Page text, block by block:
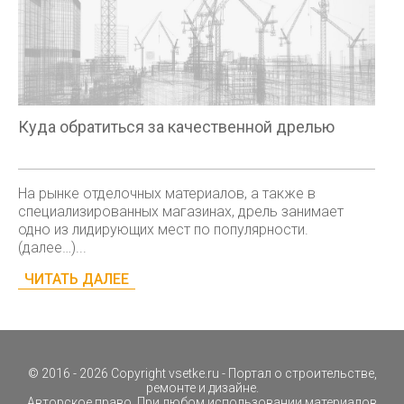
Куда обратиться за качественной дрелью
На рынке отделочных материалов, а также в
специализированных магазинах, дрель занимает
одно из лидирующих мест по популярности.
(далее…)...
ЧИТАТЬ ДАЛЕЕ
© 2016 - 2026 Copyrightvsetke.ru - Портал о строительстве,
ремонте и дизайне.